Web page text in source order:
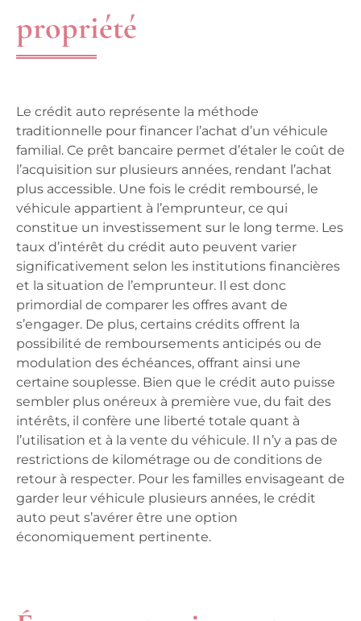
propriété
Le crédit auto représente la méthode
traditionnelle pour financer l’achat d’un véhicule
familial. Ce prêt bancaire permet d’étaler le coût de
l’acquisition sur plusieurs années, rendant l’achat
plus accessible. Une fois le crédit remboursé, le
véhicule appartient à l’emprunteur, ce qui
constitue un investissement sur le long terme. Les
taux d’intérêt du crédit auto peuvent varier
significativement selon les institutions financières
et la situation de l’emprunteur. Il est donc
primordial de comparer les offres avant de
s’engager. De plus, certains crédits offrent la
possibilité de remboursements anticipés ou de
modulation des échéances, offrant ainsi une
certaine souplesse. Bien que le crédit auto puisse
sembler plus onéreux à première vue, du fait des
intérêts, il confère une liberté totale quant à
l’utilisation et à la vente du véhicule. Il n’y a pas de
restrictions de kilométrage ou de conditions de
retour à respecter. Pour les familles envisageant de
garder leur véhicule plusieurs années, le crédit
auto peut s’avérer être une option
économiquement pertinente.